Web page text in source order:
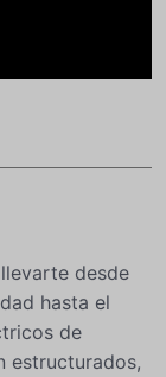
desde
hasta el
de
estructurados,